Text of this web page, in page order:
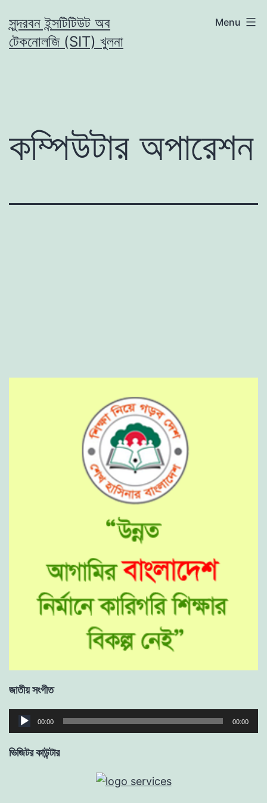
to
content
সুন্দরবন ইন্সটিটিউট অব
টেকনোলজি (SIT) খুলনা
Menu
কম্পিউটার অপারেশন
জাতীয় সংগীত
Audio
Player
00:00 00:00
ভিজিটর কাউন্টার